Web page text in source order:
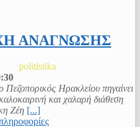
ΑΝΑΓΝΩΣΗΣ
politistika
Πεζοπορικός Ηρακλείου πηγαίνει
και χαλαρή διάθεση
Ζέη [...]